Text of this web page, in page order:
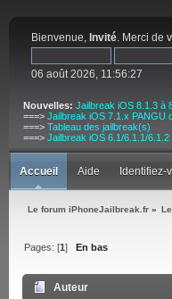
Bienvenue, Invité. Merci de
06 août 2026, 11:56:27
Nouvelles: Jailbreak iOS 8.1.3 à
===> Jailbreak iOS 7.1.x PANGU
===> Tableau des jailbreak(s)
===> Jailbreak iOS 6.1/6.1.1/6.1.2
Accueil Aide Identifiez-
Le forum iPhoneJailbreak.fr »
Pages: [1] En bas
Auteur